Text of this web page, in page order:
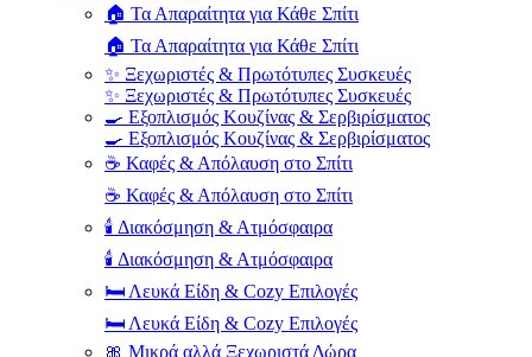
🏠 Τα Απαραίτητα για Κάθε Σπίτι
🏠 Τα Απαραίτητα για Κάθε Σπίτι
✨ Ξεχωριστές & Πρωτότυπες Συσκευές
✨ Ξεχωριστές & Πρωτότυπες Συσκευές
🍳 Εξοπλισμός Κουζίνας & Σερβιρίσματος
🍳 Εξοπλισμός Κουζίνας & Σερβιρίσματος
☕ Καφές & Απόλαυση στο Σπίτι
☕ Καφές & Απόλαυση στο Σπίτι
🕯️ Διακόσμηση & Ατμόσφαιρα
🕯️ Διακόσμηση & Ατμόσφαιρα
🛏️ Λευκά Είδη & Cozy Επιλογές
🛏️ Λευκά Είδη & Cozy Επιλογές
🎀 Μικρά αλλά Ξεχωριστά Δώρα